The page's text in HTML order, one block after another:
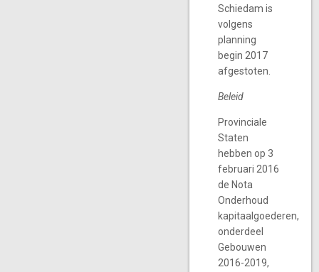
Schiedam is
volgens
planning
begin 2017
afgestoten.
Beleid
Provinciale
Staten
hebben op 3
februari 2016
de Nota
Onderhoud
kapitaalgoederen,
onderdeel
Gebouwen
2016-2019,